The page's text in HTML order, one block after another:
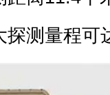
测量程可